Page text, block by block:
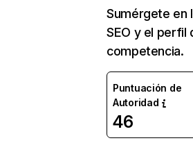
Sumérgete en
SEO y el perfil
competencia.
Puntuación de
Autoridad
46